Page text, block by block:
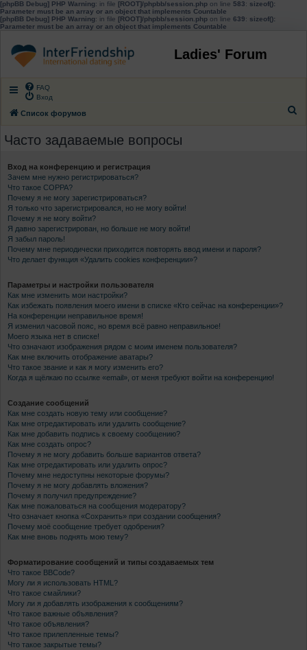
[phpBB Debug] PHP Warning: in file [ROOT]/phpbb/session.php on line 583: sizeof():
Parameter must be an array or an object that implements Countable
[phpBB Debug] PHP Warning: in file [ROOT]/phpbb/session.php on line 639: sizeof():
Parameter must be an array or an object that implements Countable
Ladies' Forum
FAQ
Вход
Список форумов
Часто задаваемые вопросы
Вход на конференцию и регистрация
Зачем мне нужно регистрироваться?
Что такое COPPA?
Почему я не могу зарегистрироваться?
Я только что зарегистрировался, но не могу войти!
Почему я не могу войти?
Я давно зарегистрирован, но больше не могу войти!
Я забыл пароль!
Почему мне периодически приходится повторять ввод имени и пароля?
Что делает функция «Удалить cookies конференции»?
Параметры и настройки пользователя
Как мне изменить мои настройки?
Как избежать появления моего имени в списке «Кто сейчас на конференции»?
На конференции неправильное время!
Я изменил часовой пояс, но время всё равно неправильное!
Моего языка нет в списке!
Что означают изображения рядом с моим именем пользователя?
Как мне включить отображение аватары?
Что такое звание и как я могу изменить его?
Когда я щёлкаю по ссылке «email», от меня требуют войти на конференцию!
Создание сообщений
Как мне создать новую тему или сообщение?
Как мне отредактировать или удалить сообщение?
Как мне добавить подпись к своему сообщению?
Как мне создать опрос?
Почему я не могу добавить больше вариантов ответа?
Как мне отредактировать или удалить опрос?
Почему мне недоступны некоторые форумы?
Почему я не могу добавлять вложения?
Почему я получил предупреждение?
Как мне пожаловаться на сообщения модератору?
Что означает кнопка «Сохранить» при создании сообщения?
Почему моё сообщение требует одобрения?
Как мне вновь поднять мою тему?
Форматирование сообщений и типы создаваемых тем
Что такое BBCode?
Могу ли я использовать HTML?
Что такое смайлики?
Могу ли я добавлять изображения к сообщениям?
Что такое важные объявления?
Что такое объявления?
Что такое прилепленные темы?
Что такое закрытые темы?